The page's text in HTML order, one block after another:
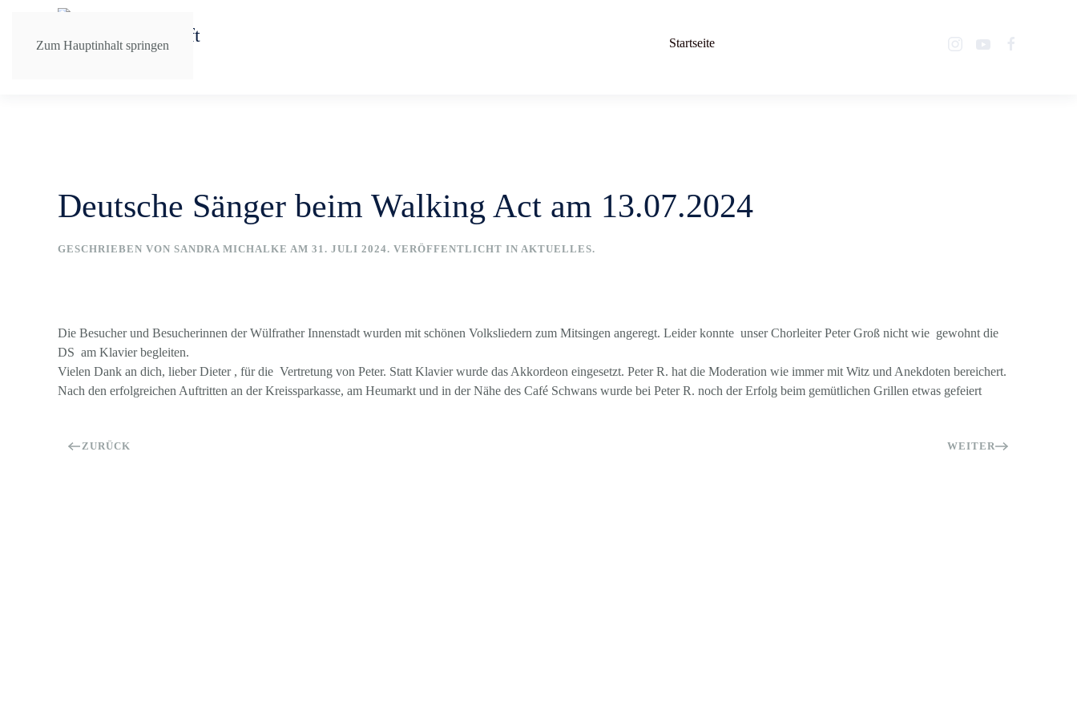
Zum Hauptinhalt springen Startseite
Deutsche Sänger beim Walking Act am 13.07.2024
GESCHRIEBEN VON SANDRA MICHALKE AM 31. JULI 2024. VERÖFFENTLICHT IN AKTUELLES.
Die Besucher und Besucherinnen der Wülfrather Innenstadt wurden mit schönen Volksliedern zum Mitsingen angeregt. Leider konnte unser Chorleiter Peter Groß nicht wie gewohnt die
DS am Klavier begleiten.
Vielen Dank an dich, lieber Dieter , für die Vertretung von Peter. Statt Klavier wurde das Akkordeon eingesetzt. Peter R. hat die Moderation wie immer mit Witz und Anekdoten bereichert.
Nach den erfolgreichen Auftritten an der Kreissparkasse, am Heumarkt und in der Nähe des Café Schwans wurde bei Peter R. noch der Erfolg beim gemütlichen Grillen etwas gefeiert
ZURÜCK WEITER